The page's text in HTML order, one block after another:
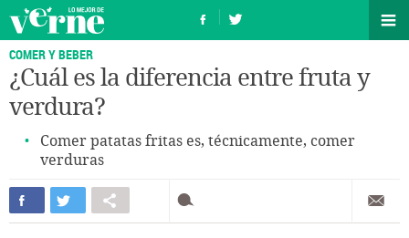
COMER Y BEBER
¿Cuál es la diferencia entre fruta y
verdura?
Comer patatas fritas es, técnicamente, comer
verduras